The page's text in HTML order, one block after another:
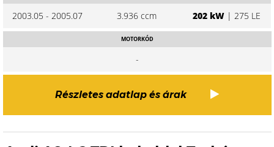
2003.05 - 2005.07 3.936 ccm 202 kW| 275 LE
MOTORKÓD
-
Részletes adatlap és árak